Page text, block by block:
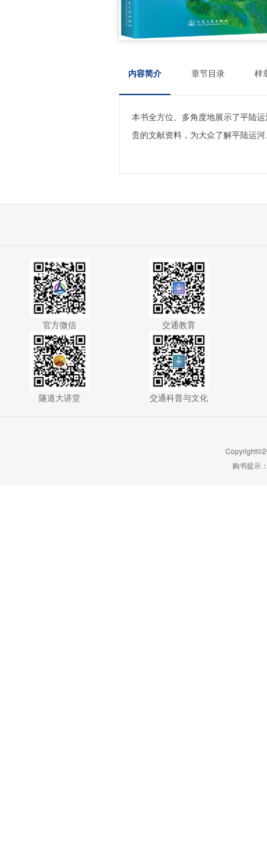
内容简介 章节目录 样
本书全方位、多角度地展示了平陆
贵的文献资料，为大众了解平陆运
官方微信 交通教育
隧道大讲堂 交通科普与文化
购书提示